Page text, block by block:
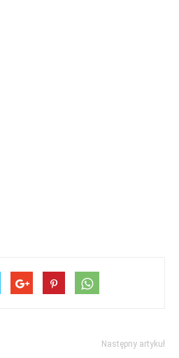
Następny artykuł